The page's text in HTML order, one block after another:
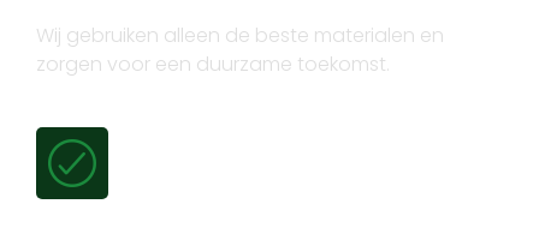
Wij gebruiken alleen de beste materialen en
zorgen voor een duurzame toekomst.